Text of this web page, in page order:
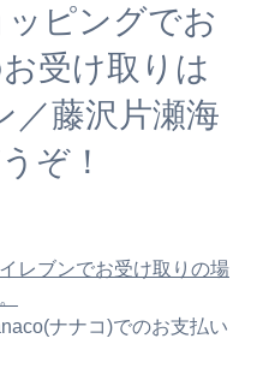
ピングでお
受け取りは
／藤沢片瀬海
ぞ！
レブンでお受け取りの場
ナナコ)でのお支払い